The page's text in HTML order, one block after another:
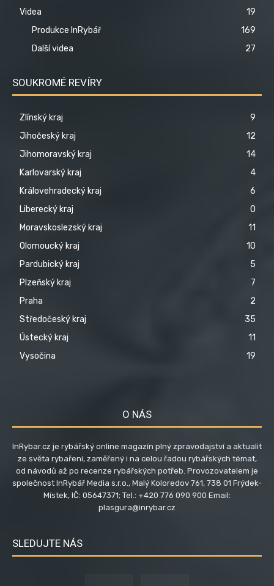
Videa
19
Produkce InRybář
169
Další videa
27
SOUKROMÉ REVÍRY
Zlínský kraj
9
Jihočeský kraj
12
Jihomoravský kraj
14
Karlovarský kraj
4
Královehradecký kraj
6
Liberecký kraj
0
Moravskoslezský kraj
11
Olomoucký kraj
10
Pardubický kraj
5
Plzeňský kraj
7
Praha
2
Středočeský kraj
35
Ústecký kraj
11
Vysočina
19
O NÁS
InRybar.cz je rybářský online magazín plný zpravodajství a aktualit
ze světa rybaření, zaměřený i na celou řadou rybářských témat,
od návodů až po recenze rybářských potřeb. Provozovatelem je
společnost InRybář Media s.r.o., Malý Koloredov 761, 738 01 Frýdek-
Místek, IČ: 05647371; Tel.: +420 776 090 900 Email:
plasgura@inrybar.cz
SLEDUJTE NÁS